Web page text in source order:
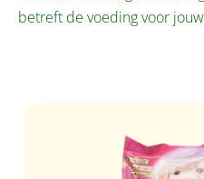
betreft de voeding voor